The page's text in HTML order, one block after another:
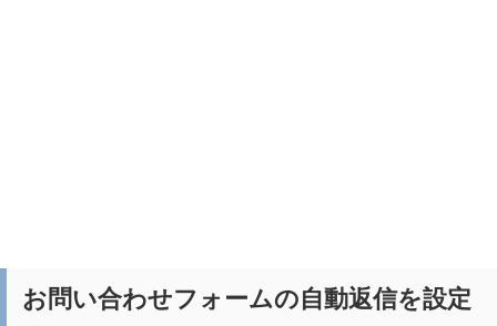
お問い合わせフォームの自動返信を設定